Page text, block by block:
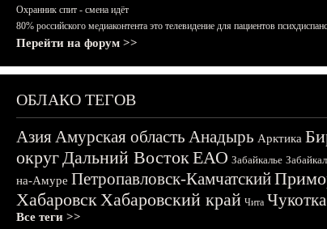
Охранник спит - смена идёт
80% российского медиаконтента это телевидение для пациентов
Перейти на форум >>
ОБЛАКО ТЕГОВ
АзияАмурская область Анадырь Арктика
округДальний ВостокЕАО Забайкалье
на-Амуре Петропавловск-Камчатский
ХабаровскХабаровский край Чита Чукотка
Все теги >>